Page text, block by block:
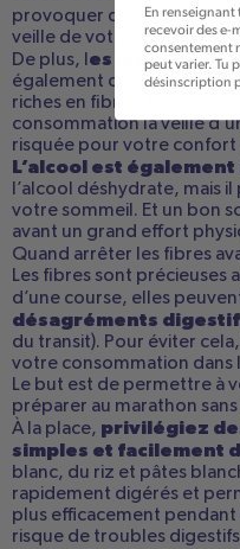
provoquer des troubles
veille de votre course.
De plus, les légumeset
également causer des
riches en fibres. Bien qu’ils
consommation la veille
risquée pour votre confort
L’alcool est
l’alcool déshydrate, mais
votre sommeil. Et un bon
avant un grand effort
Quand arrêter les fibres
Les fibres sont précieuses
d’une course, elles
désagréments
du transit). Pour éviter
votre consommation dans
Le but est de permettre à
préparer au marathon
À la place, privilégiez
simples et facilement
blanc, du riz et pâtes
rapidement digérés et
plus efficacement
risque de troubles
En
recevoir des e-
consentement
peut varier. Tu
désinscription